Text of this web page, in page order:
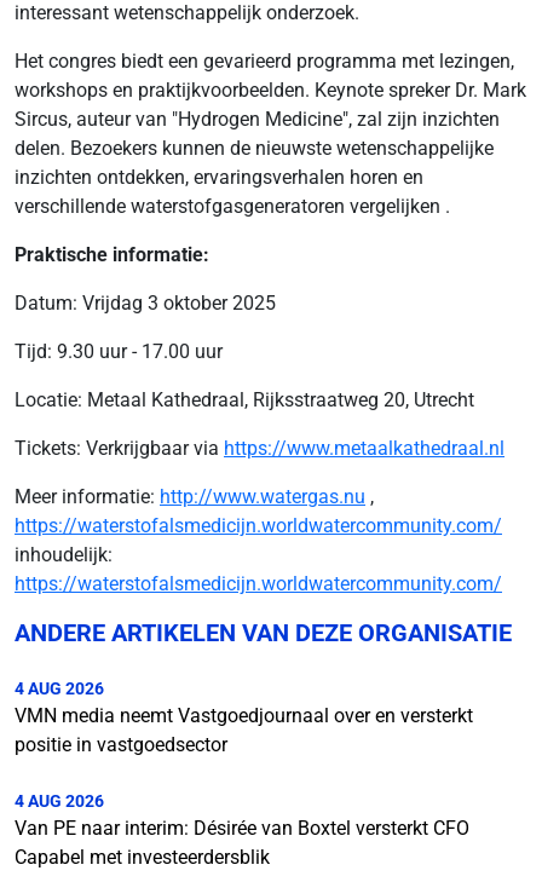
interessant wetenschappelijk onderzoek.
Het congres biedt een gevarieerd programma met lezingen,
workshops en praktijkvoorbeelden. Keynote spreker Dr. Mark
Sircus, auteur van "Hydrogen Medicine", zal zijn inzichten
delen. Bezoekers kunnen de nieuwste wetenschappelijke
inzichten ontdekken, ervaringsverhalen horen en
verschillende waterstofgasgeneratoren vergelijken .
Praktische informatie:
Datum: Vrijdag 3 oktober 2025
Tijd: 9.30 uur - 17.00 uur
Locatie: Metaal Kathedraal, Rijksstraatweg 20, Utrecht
Tickets: Verkrijgbaar via https://www.metaalkathedraal.nl
Meer informatie: http://www.watergas.nu ,
https://waterstofalsmedicijn.worldwatercommunity.com/
inhoudelijk:
https://waterstofalsmedicijn.worldwatercommunity.com/
ANDERE ARTIKELEN VAN DEZE ORGANISATIE
4 AUG 2026
VMN media neemt Vastgoedjournaal over en versterkt
positie in vastgoedsector
4 AUG 2026
Van PE naar interim: Désirée van Boxtel versterkt CFO
Capabel met investeerdersblik